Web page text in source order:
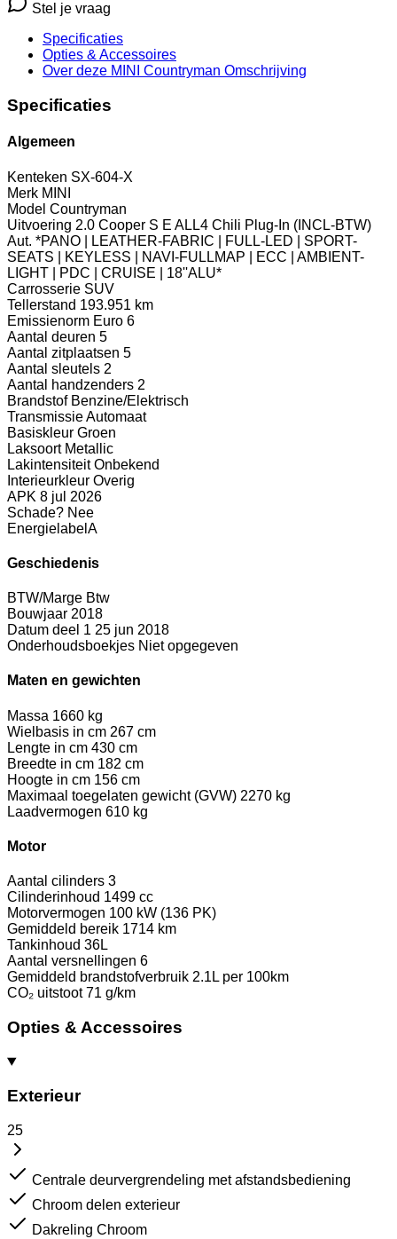
Stel je vraag
Specificaties
Opties & Accessoires
Over deze MINI Countryman Omschrijving
Specificaties
Algemeen
Kenteken SX-604-X
Merk MINI
Model Countryman
Uitvoering 2.0 Cooper S E ALL4 Chili Plug-In (INCL-BTW)
Aut. *PANO | LEATHER-FABRIC | FULL-LED | SPORT-
SEATS | KEYLESS | NAVI-FULLMAP | ECC | AMBIENT-
LIGHT | PDC | CRUISE | 18''ALU*
Carrosserie SUV
Tellerstand 193.951 km
Emissienorm Euro 6
Aantal deuren 5
Aantal zitplaatsen 5
Aantal sleutels 2
Aantal handzenders 2
Brandstof Benzine/Elektrisch
TransmissieAutomaat
Basiskleur Groen
Laksoort Metallic
Lakintensiteit Onbekend
Interieurkleur Overig
APK 8 jul 2026
Schade? Nee
Energielabel A
Geschiedenis
BTW/Marge Btw
Bouwjaar 2018
Datum deel 1 25 jun 2018
Onderhoudsboekjes Niet opgegeven
Maten en gewichten
Massa 1660 kg
Wielbasis in cm 267 cm
Lengte in cm 430 cm
Breedte in cm 182 cm
Hoogte in cm 156 cm
Maximaal toegelaten gewicht (GVW) 2270 kg
Laadvermogen 610 kg
Motor
Aantal cilinders 3
Cilinderinhoud 1499 cc
Motorvermogen 100 kW (136 PK)
Gemiddeld bereik 1714 km
Tankinhoud 36L
Aantal versnellingen 6
Gemiddeld brandstofverbruik 2.1L per 100km
CO₂ uitstoot 71 g/km
Opties & Accessoires
Exterieur
25
Centrale deurvergrendeling met afstandsbediening
Chroom delen exterieur
Dakreling Chroom